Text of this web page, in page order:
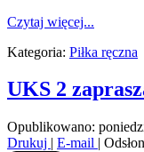
Czytaj więcej...
Kategoria: Piłka ręczna
UKS 2
Opublikowano:
Drukuj | E-mail |